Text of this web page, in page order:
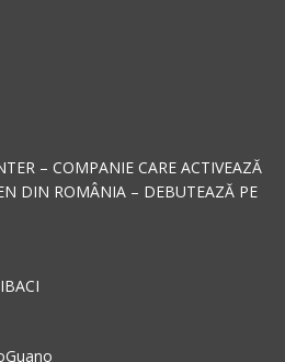
– COMPANIE CARE ACTIVEAZĂ
DIN ROMÂNIA – DEBUTEAZĂ PE